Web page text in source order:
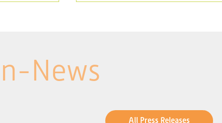
News
All Press Releases